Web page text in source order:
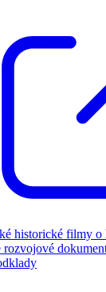
historické filmy o
rozvojové